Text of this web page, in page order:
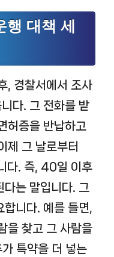
대책 세
, 경찰서에서 조사
다. 그 전화를 받
허증을 반납하고
제 그 날로부터
다. 즉, 40일 이후
다는 말입니다. 그
합니다. 예를 들면,
을 찾고 그 사람을
특약을 더 넣는